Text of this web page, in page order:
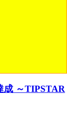
成 ～TIPSTAR